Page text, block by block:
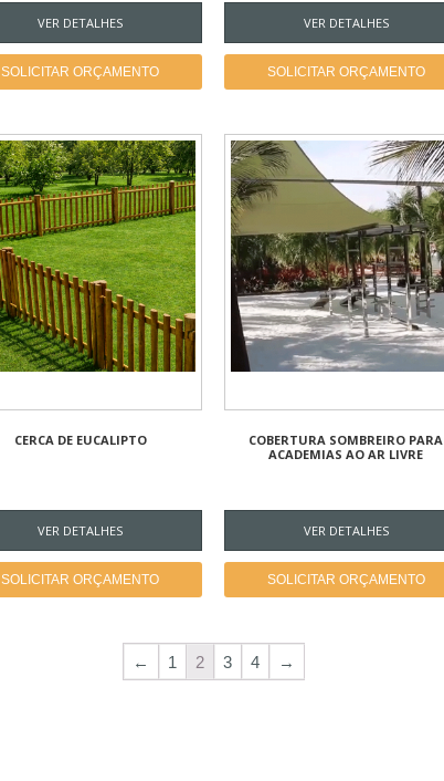
VER DETALHES
SOLICITAR ORÇAMENTO
VER DETALHES
SOLICITAR ORÇAMENTO
CERCA DE EUCALIPTO
VER DETALHES
SOLICITAR ORÇAMENTO
COBERTURA SOMBREIRO PARA
ACADEMIAS AO AR LIVRE
VER DETALHES
SOLICITAR ORÇAMENTO
← 1 2 3 4 →